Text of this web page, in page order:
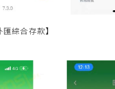
綜合存款】